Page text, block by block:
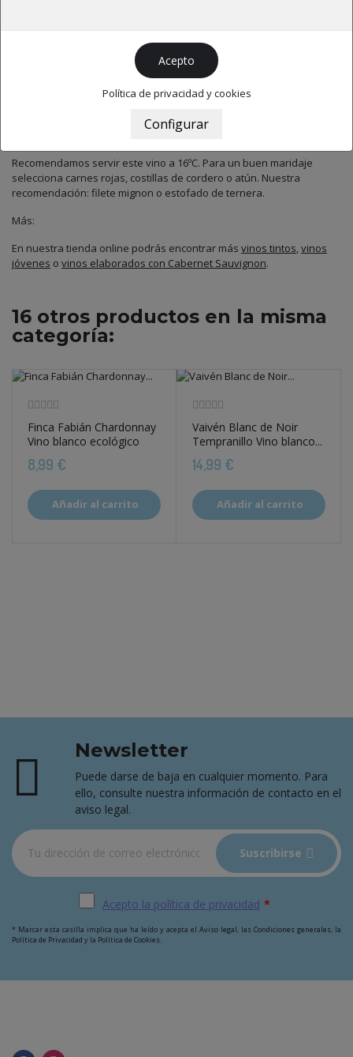
Producción:
Este vino es elaborado a partir de uvas cultivadas de manera
ecológica en nuestra finca. Se han aplicado prácticas biodinámicas
con el fin de mejorar la estructura del suelo y el ciclo natural de las
Recomendamos servir este vino a 16ºC. Para un buen maridaje
selecciona carnes rojas, costillas de cordero o atún. Nuestra
recomendación: filete mignon o estofado de ternera.
Más:
En nuestra tienda online podrás encontrar más vinos tintos,vinos
jóvenes o vinos elaborados con Cabernet Sauvignon.
16 otros productos en la misma
categoría:
Finca Fabián Chardonnay
Vino blanco ecológico
8,99 €
Añadir al carrito
Vaivén Blanc de Noir
Tempranillo Vino blanco...
14,99 €
Añadir al carrito
Newsletter
Puede darse de baja en cualquier momento. Para
ello, consulte nuestra información de contacto en el
aviso legal.
Suscribirse
Acepto la política de privacidad *
* Marcar esta casilla implica que ha leído y acepta el Aviso legal, las Condiciones generales, la
Política de Privacidad y la Política de Cookies.
Política de privacidad y cookies